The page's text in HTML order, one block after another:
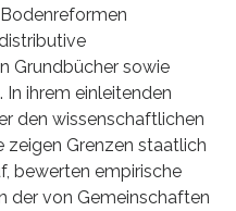
Grundbücher sowie
ihrem einleitenden
den wissenschaftlichen
zeigen Grenzen staatlich
bewerten empirische
der von Gemeinschaften